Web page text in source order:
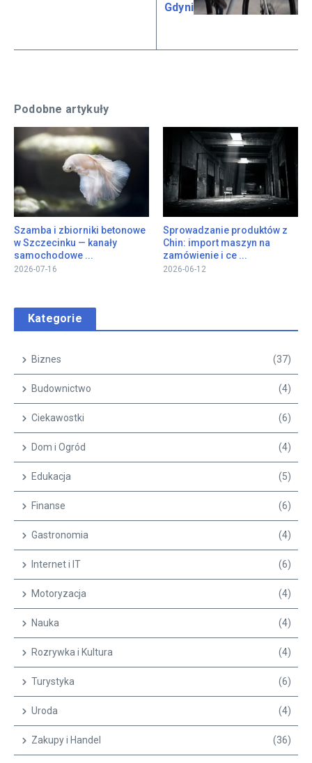
Gdyni
Podobne artykuły
Szamba i zbiorniki betonowe
w Szczecinku — kanały
samochodowe ...
2026-07-16
Sprowadzanie produktów z
Chin: import maszyn na
zamówienie i ce ...
2026-06-12
Kategorie
Biznes (37)
Budownictwo (4)
Ciekawostki (6)
Dom i Ogród (4)
Edukacja (5)
Finanse (6)
Gastronomia (4)
Internet i IT (6)
Motoryzacja (4)
Nauka (4)
Rozrywka i Kultura (4)
Turystyka (6)
Uroda (4)
Zakupy i Handel (36)